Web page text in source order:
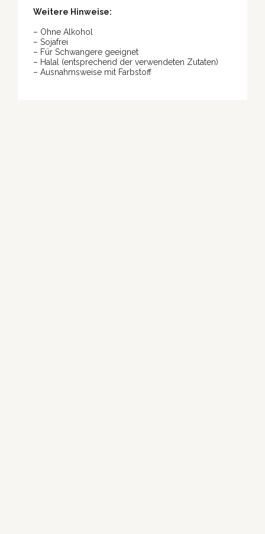
Weitere Hinweise:
– Ohne Alkohol
– Sojafrei
– Für Schwangere geeignet
– Halal (entsprechend der verwendeten Zutaten)
– Ausnahmsweise mit Farbstoff